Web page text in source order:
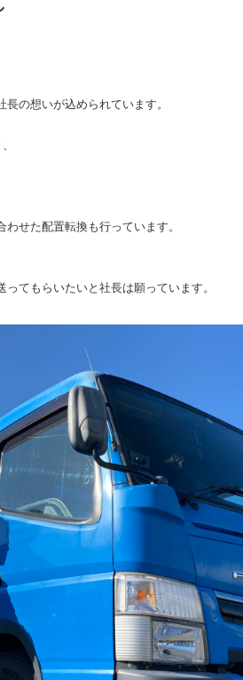
の想いが込められています。
せた配置転換も行っています。
てもらいたいと社長は願っています。